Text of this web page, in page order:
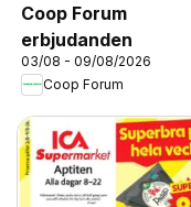
Coop Forum
erbjudanden
03/08 - 09/08/2026
Coop Forum